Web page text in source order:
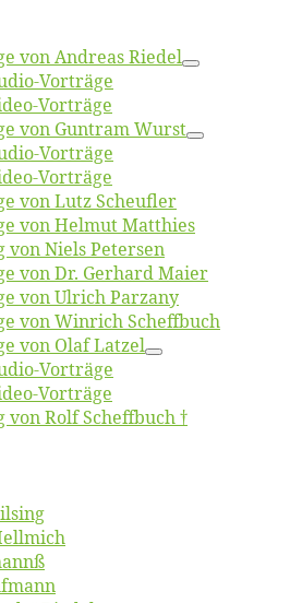
von An­dre­as Riedel
Vor­trä­ge
Vor­trä­ge
von Gun­tram Wurst
Vor­trä­ge
Vor­trä­ge
von Lutz Scheufler
von Hel­mut Matthies
von Niels Petersen
von Dr. Ger­hard Maier
von Ul­rich Parzany
von Win­rich Scheffbuch
von Olaf Latzel
Vor­trä­ge
Vor­trä­ge
von Rolf Scheffbuch †